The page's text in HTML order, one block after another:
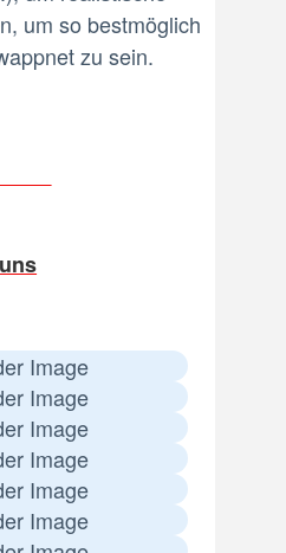
um so bestmöglich
zu sein.